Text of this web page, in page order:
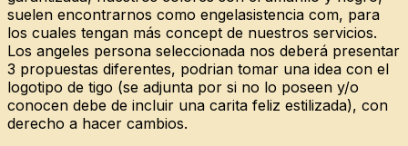
suelen encontrarnos como engelasistencia com, para
los cuales tengan más concept de nuestros servicios.
Los angeles persona seleccionada nos deberá presentar
3 propuestas diferentes, podrian tomar una idea con el
logotipo de tigo (se adjunta por si no lo poseen y/o
conocen debe de incluir una carita feliz estilizada), con
derecho a hacer cambios.